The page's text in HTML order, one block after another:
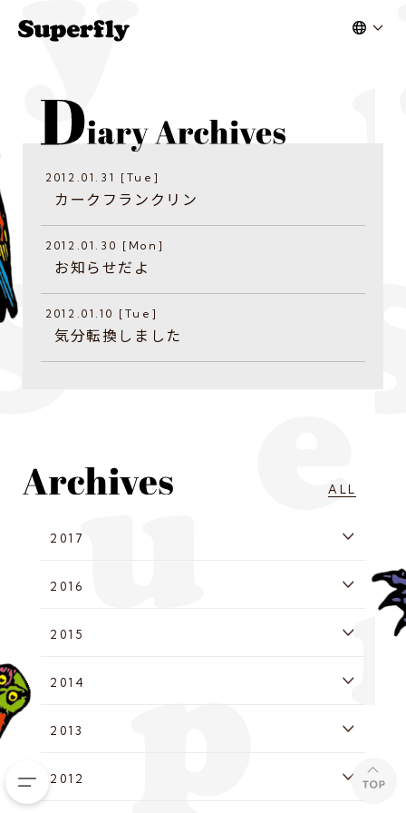
2012.01.31 [Tue]
カークフランクリン
2012.01.30 [Mon]
お知らせだよ
2012.01.10 [Tue]
気分転換しました
ALL
2017
2016
2015
2014
2013
2012